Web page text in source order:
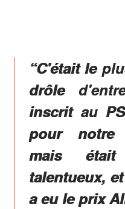
“C'était le
drôle
inscrit au
pour notre
mais
talentueux,
a eu le prix